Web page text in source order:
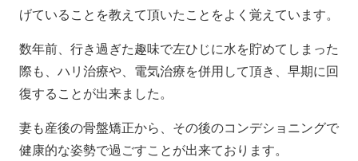
げていることを教えて頂いたことをよく覚えています。
数年前、行き過ぎた趣味で左ひじに水を貯めてしまった
際も、ハリ治療や、電気治療を併用して頂き、早期に回
復することが出来ました。
妻も産後の骨盤矯正から、その後のコンデショニングで
健康的な姿勢で過ごすことが出来ております。